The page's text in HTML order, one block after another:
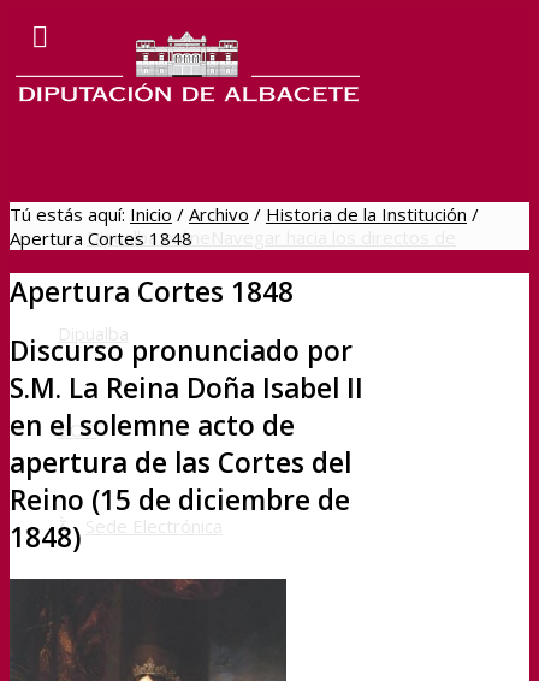
Dipualba online
BOP
Transparencia
Tú estás aquí: Inicio / Archivo / Historia de la Institución /
Apertura Cortes 1848
Apertura Cortes 1848
Discurso pronunciado por
S.M. La Reina Doña Isabel II
en el solemne acto de
apertura de las Cortes del
Reino (15 de diciembre de
1848)